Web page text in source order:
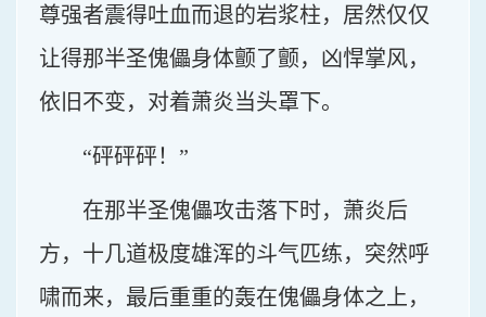
尊强者震得吐血而退的岩浆柱，居然仅仅
让得那半圣傀儡身体颤了颤，凶悍掌风，
依旧不变，对着萧炎当头罩下。
“砰砰砰！”
在那半圣傀儡攻击落下时，萧炎后
方，十几道极度雄浑的斗气匹练，突然呼
啸而来，最后重重的轰在傀儡身体之上，